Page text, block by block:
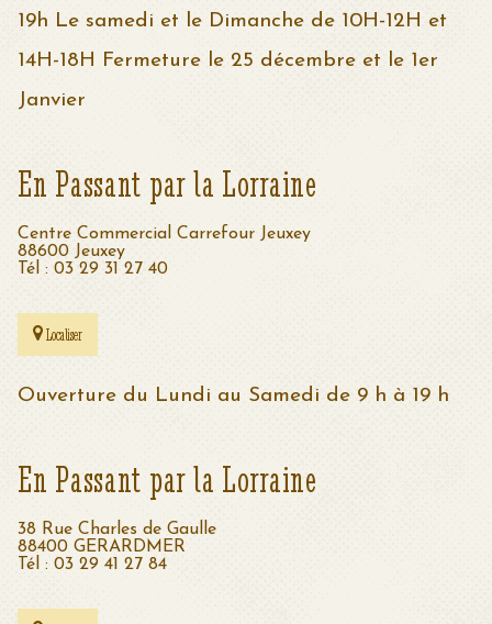
19h Le samedi et le Dimanche de 10H-12H et
14H-18H Fermeture le 25 décembre et le 1er
Janvier
En Passant par la Lorraine
Centre Commercial Carrefour Jeuxey
88600 Jeuxey
Tél : 03 29 31 27 40
Localiser
Ouverture du Lundi au Samedi de 9 h à 19 h
En Passant par la Lorraine
38 Rue Charles de Gaulle
88400 GERARDMER
Tél : 03 29 41 27 84